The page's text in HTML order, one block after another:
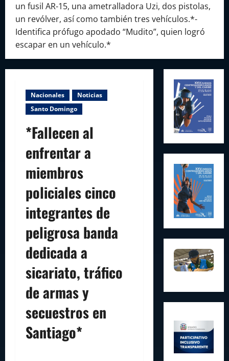
un fusil AR-15, una ametralladora Uzi, dos pistolas,
un revólver, así como también tres vehículos.*-
Identifica prófugo apodado “Mudito”, quien logró
escapar en un vehículo.*
Nacionales
Noticias
Santo Domingo
*Fallecen al
enfrentar a
miembros
policiales cinco
integrantes de
peligrosa banda
dedicada a
sicariato, tráfico
de armas y
secuestros en
Santiago*